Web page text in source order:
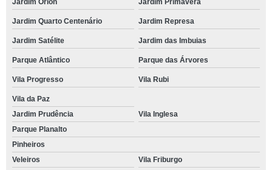
Jardim Orion Jardim Primavera
Jardim Quarto Centenário Jardim Represa
Jardim Satélite Jardim das Imbuias
Parque Atlântico Parque das Árvores
Vila Progresso Vila Rubi
Vila da Paz
Jardim Prudência
Vila Inglesa
Parque Planalto
Pinheiros
Veleiros
Vila Friburgo